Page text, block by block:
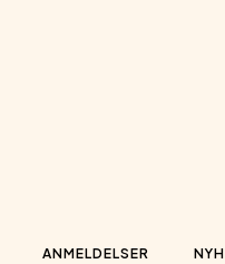
ANMELDELSER